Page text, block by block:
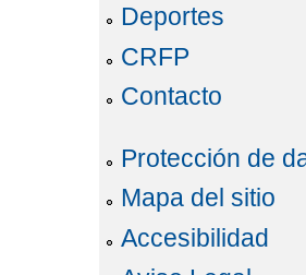
Deportes
CRFP
Contacto
Protección de
Mapa del sitio
Accesibilidad